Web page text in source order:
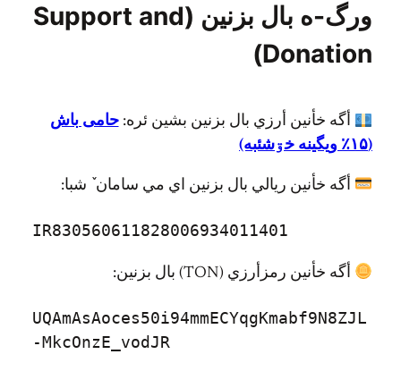
ورگ-ه بال بزنين (Support and
Donation)
أگه خأنين أرزي بال بزنين بشين ئره:حامی باش
(۱۵٪ ويگينه خۊشئبه)
أگه خأنين ريالي بال بزنين اي مي سامان ٚ شبا:
IR830560611828006934011401
أگه خأنين رمزأرزي (TON) بال بزنين:
UQAmAsAoces50i94mmECYqgKmabf9N8ZJL
-MkcOnzE_vodJR